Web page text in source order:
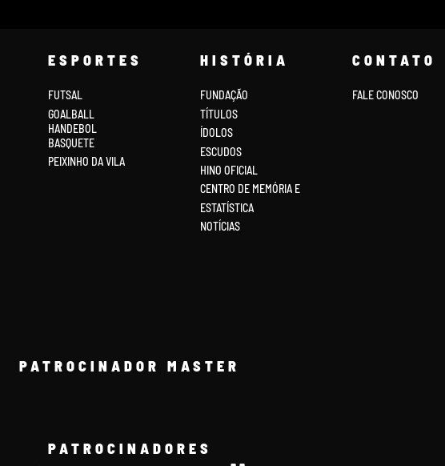
ESPORTES
FUTSAL
GOALBALL
HANDEBOL
BASQUETE
PEIXINHO DA VILA
HISTÓRIA
FUNDAÇÃO
TÍTULOS
ÍDOLOS
ESCUDOS
HINO OFICIAL
CENTRO DE MEMÓRIA E
ESTATÍSTICA
NOTÍCIAS
CONTATO
FALE CONOSCO
PATROCINADOR MASTER
PATROCINADORES